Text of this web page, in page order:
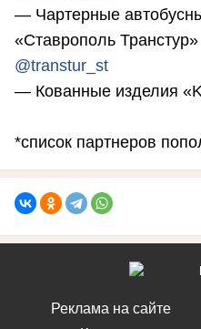
— Чартерные
«Ставрополь Транстур»
@transtur_st
— Кованные изделия
*список партнеров
Реклама на сайте